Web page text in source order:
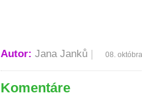
Autor: Jana Janků | 08.
Komentáre